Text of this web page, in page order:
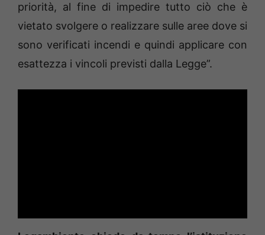
priorità, al fine di impedire tutto ciò che è
vietato svolgere o realizzare sulle aree dove si
sono verificati incendi e quindi applicare con
esattezza i vincoli previsti dalla Legge”.